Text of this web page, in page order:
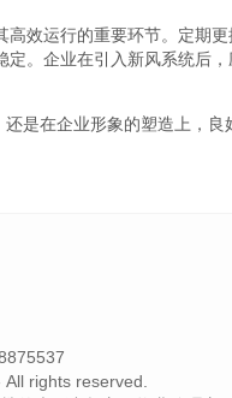
高效运行的重要环节。定期
定。企业在引入新风系统后
是在企业形象的塑造上，
rights reserved.